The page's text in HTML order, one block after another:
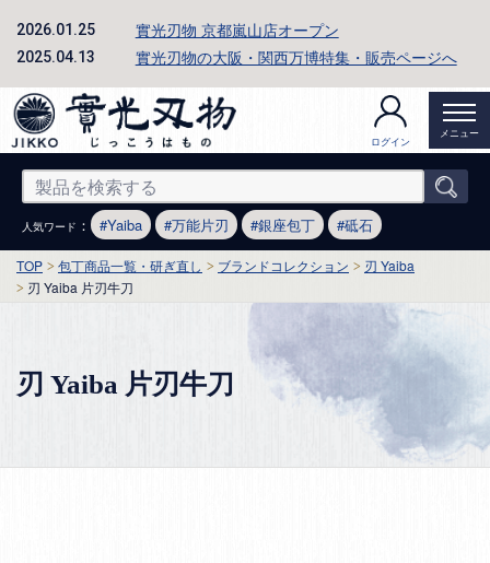
2026.01.25 實光刃物 京都嵐山店オープン
2025.04.13 實光刃物の大阪・関西万博特集・販売ページへ
ログイン
メニュー
人気ワード ： Yaiba 万能片刃 銀座包丁 砥石
TOP 包丁商品一覧・研ぎ直し ブランドコレクション
刃 Yaiba
刃 Yaiba 片刃牛刀
刃 Yaiba 片刃牛刀